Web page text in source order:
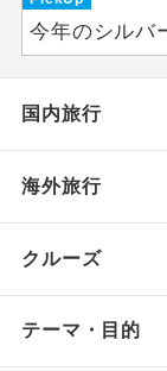
今年のシルバ
国内旅行
海外旅行
クルーズ
テーマ・目的